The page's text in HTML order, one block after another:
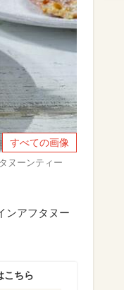
すべての画像
ヌーンティー
ンアフタヌー
こちら